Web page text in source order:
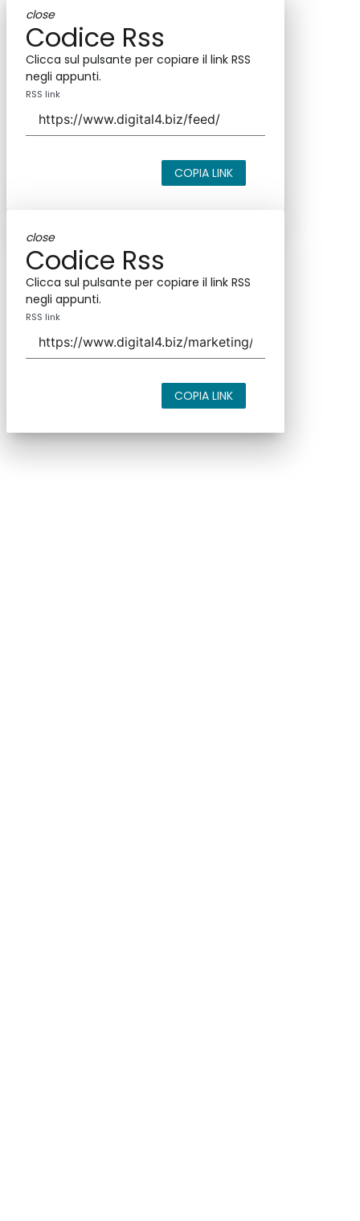
close
Codice Rss
Clicca sul pulsante per copiare il link RSS
negli appunti.
RSS link
COPIA LINK
close
Codice Rss
Clicca sul pulsante per copiare il link RSS
negli appunti.
RSS link
COPIA LINK